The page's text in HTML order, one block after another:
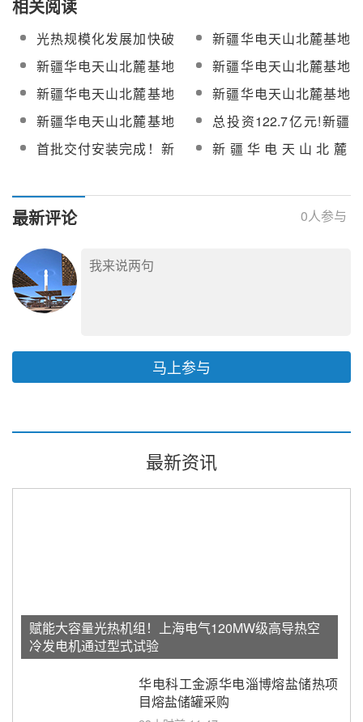
相关阅读
光热规模化发展加快破
题
新疆华电天山北麓基地
100MW光热项目分散控
制系统（DCS）采购中
选公示
新疆华电天山北麓基地
100MW光热项目高温熔
盐管道管材、管件及工
厂化加工采购
新疆华电天山北麓基地
100MW光热发电工程光
热国产汽水安全阀、止
回阀等采购中选公示
新疆华电天山北麓基地
100MW光热发电工程
EPC总承包项目光热国
产汽水安全阀、止回
等采购
新疆华电天山北麓基地
100MW光热发电工程
EPC总承包项目分散控
制系统（DCS）、蒸发
新疆华电天山北麓基地
100MW光热项目系统调
试服务采购
总投资122.7亿元!新疆
博州两大光热配建新能
源项目冲刺并网
首批交付安装完成！新
新疆华电天山北麓
装电加热器采购中标公
最新评论 0人参与
马上参与
最新资讯
赋能大容量光热机组！上海电气120MW级高导热空
冷发电机通过型式试验
华电科工金源华电淄博熔盐储热项
目熔盐储罐采购